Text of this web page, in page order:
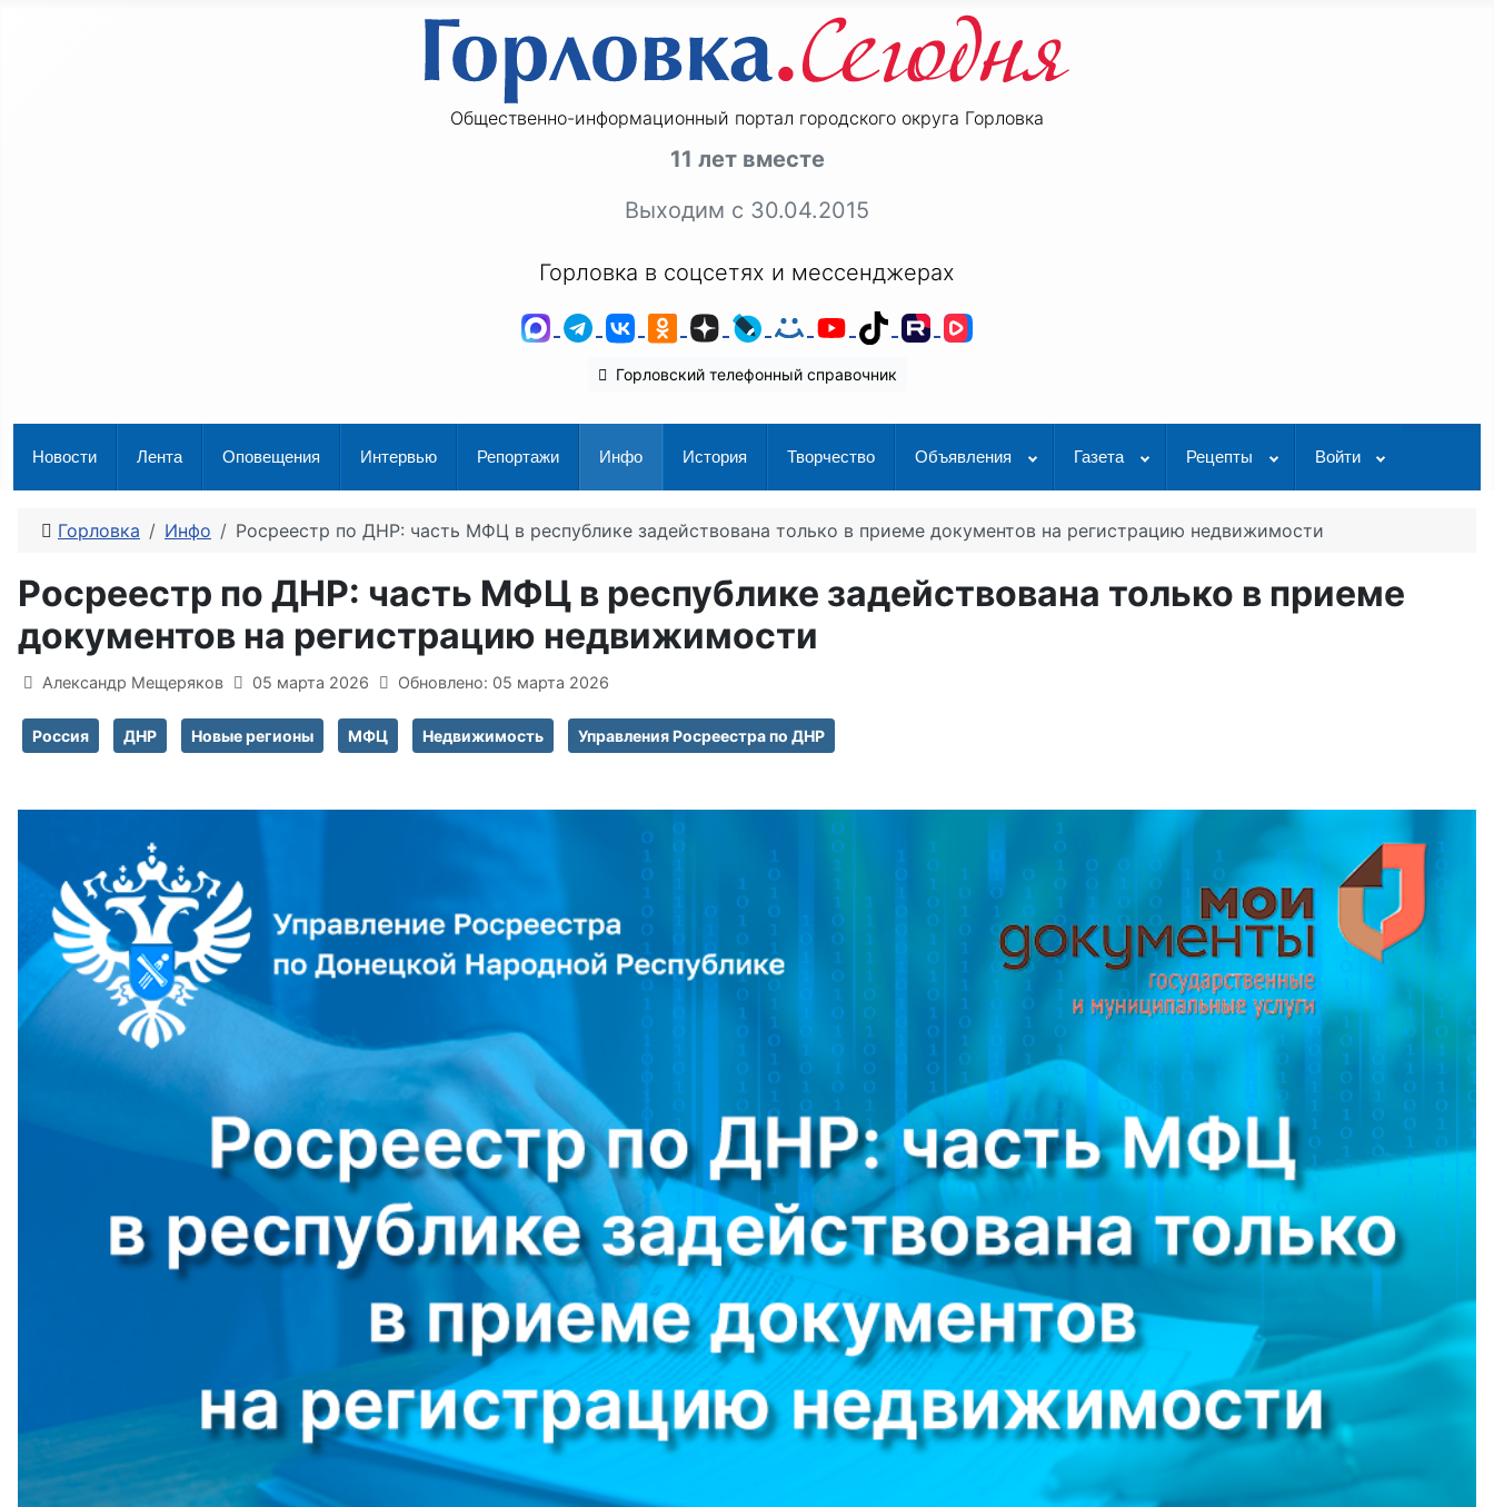
Общественно-информационный портал городского округа Горловка
11 лет вместе
Выходим с 30.04.2015
Горловка в соцсетях и мессенджерах
MAXTelegram
ВКонтакте
Одноклассники
ДзенLiveJournal
Мой Мир
YouTube
TikTokRutube
Горловский телефонный справочник
Новости Лента Оповещения Интервью Репортажи Инфо История Творчество Объявления Газета Рецепты Войти
Горловка Инфо Росреестр по ДНР: часть МФЦ в республике задействована только в приеме документов на регистрацию недвижимости
Росреестр по ДНР: часть МФЦ в республике задействована только в приеме
документов на регистрацию недвижимости
Информация о материале
Александр Мещеряков 05 марта 2026 Обновлено: 05 марта 2026
Россия ДНР Новые регионы МФЦ Недвижимость Управления Росреестра по ДНР